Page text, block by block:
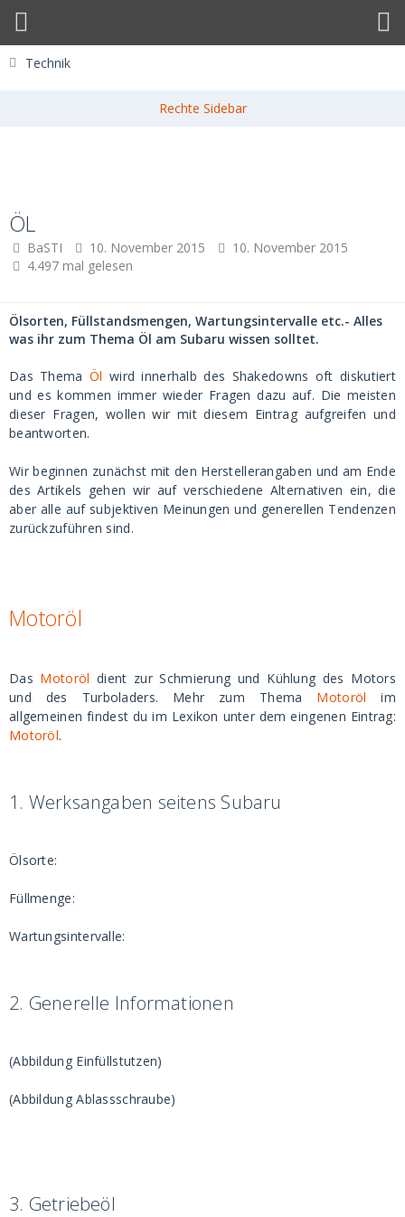
Technik
ÖL
BaSTI 10. November 2015
10. November 2015
4.497 mal gelesen
Ölsorten, Füllstandsmengen, Wartungsintervalle etc.- Alles
was ihr zum Thema Öl am Subaru wissen solltet.
Das Thema Öl wird innerhalb des Shakedowns oft diskutiert
und es kommen immer wieder Fragen dazu auf. Die meisten
dieser Fragen, wollen wir mit diesem Eintrag aufgreifen und
beantworten.
Wir beginnen zunächst mit den Herstellerangaben und am Ende
des Artikels gehen wir auf verschiedene Alternativen ein, die
aber alle auf subjektiven Meinungen und generellen Tendenzen
zurückzuführen sind.
Motoröl
Das Motoröl dient zur Schmierung und Kühlung des Motors
und des Turboladers. Mehr zum Thema Motoröl im
allgemeinen findest du im Lexikon unter dem eingenen Eintrag:
Motoröl.
1. Werksangaben seitens Subaru
Ölsorte:
Füllmenge:
Wartungsintervalle:
2. Generelle Informationen
(Abbildung Einfüllstutzen)
(Abbildung Ablassschraube)
3. Getriebeöl